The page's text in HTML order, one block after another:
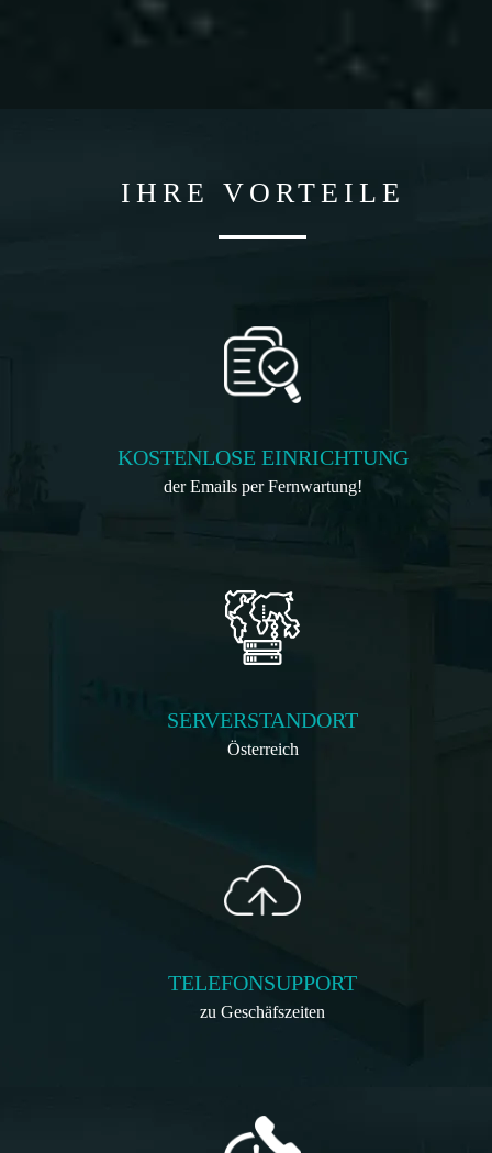
IHRE VORTEILE
KOSTENLOSE EINRICHTUNG
der Emails per Fernwartung!
SERVERSTANDORT
Österreich
TELEFONSUPPORT
zu Geschäfszeiten